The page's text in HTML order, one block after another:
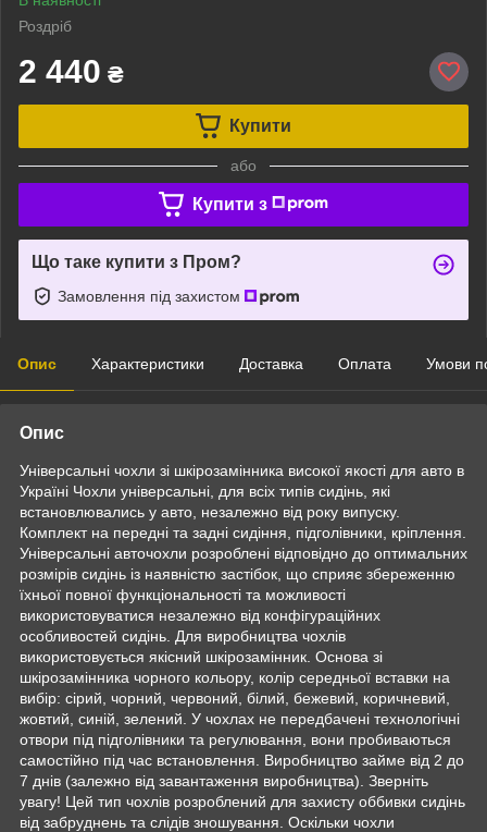
Роздріб
2 440 ₴
Купити
або
Купити з
Що таке купити з Пром?
Замовлення під захистом
Опис Характеристики Доставка Оплата Умови
Опис
Універсальні чохли зі шкірозамінника високої якості для авто в
Україні Чохли універсальні, для всіх типів сидінь, які
встановлювались у авто, незалежно від року випуску.
Комплект на передні та задні сидіння, підголівники, кріплення.
Універсальні авточохли розроблені відповідно до оптимальних
розмірів сидінь із наявністю застібок, що сприяє збереженню
їхньої повної функціональності та можливості
використовуватися незалежно від конфігураційних
особливостей сидінь. Для виробництва чохлів
використовується якісний шкірозамінник. Основа зі
шкірозамінника чорного кольору, колір середньої вставки на
вибір: сірий, чорний, червоний, білий, бежевий, коричневий,
жовтий, синій, зелений. У чохлах не передбачені технологічні
отвори під підголівники та регулювання, вони пробиваються
самостійно під час встановлення. Виробництво займе від 2 до
7 днів (залежно від завантаження виробництва). Зверніть
увагу! Цей тип чохлів розроблений для захисту оббивки сидінь
від забруднень та слідів зношування. Оскільки чохли